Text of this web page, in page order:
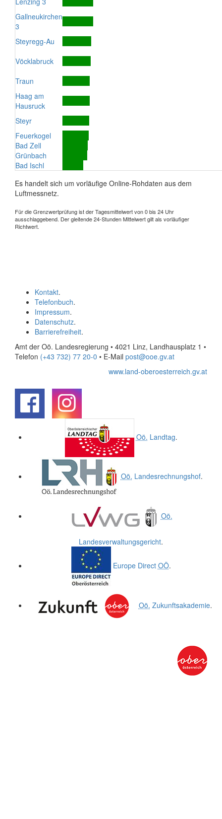
Gallneukirchen
3
Steyregg-Au
Vöcklabruck
Traun
Haag am
Hausruck
Steyr
Feuerkogel
Bad Zell
Grünbach
Bad Ischl
Es handelt sich um vorläufige Online-Rohdaten aus dem
Luftmessnetz.
Für die Grenzwertprüfung ist der Tagesmittelwert von 0 bis 24 Uhr
ausschlaggebend. Der gleitende 24-Stunden Mittelwert gilt als vorläufiger
Richtwert.
Kontakt.
Telefonbuch.
Impressum.
Datenschutz.
Barrierefreiheit.
Amt der Oö. Landesregierung • 4021 Linz, Landhausplatz 1 •
Telefon (+43 732) 77 20-0 • E-Mail post@ooe.gv.at
www.land-oberoesterreich.gv.at
Oö. Landtag.
Oö. Landesrechnungshof.
Oö.
Landesverwaltungsgericht.
Europe Direct OÖ.
Oö. Zukunftsakademie.